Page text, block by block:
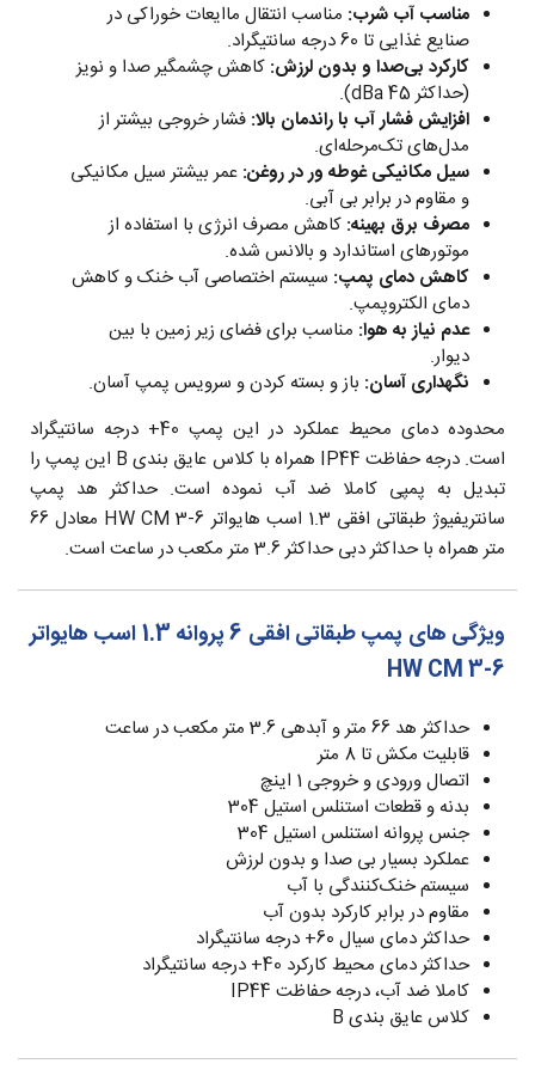
مناسب آب شرب: مناسب انتقال ماایعات خوراکی در
صنایع غذایی تا 60 درجه سانتیگراد.
کارکرد بی‌صدا و بدون لرزش: کاهش چشمگیر صدا و نویز
(حداکثر 45 dBa).
افزایش فشار آب با راندمان بالا: فشار خروجی بیشتر از
مدل‌های تک‌مرحله‌ای.
سیل مکانیکی غوطه ور در روغن: عمر بیشتر سیل مکانیکی
و مقاوم در برابر بی آبی.
مصرف برق بهینه: کاهش مصرف انرژی با استفاده از
موتورهای استاندارد و بالانس شده.
کاهش دمای پمپ: سیستم اختصاصی آب خنک و کاهش
دمای الکتروپمپ.
عدم نیاز به هوا: مناسب برای فضای زیر زمین با بین
دیوار.
نگهداری آسان: باز و بسته کردن و سرویس پمپ آسان.
محدوده دمای محیط عملکرد در این پمپ 40+ درجه سانتیگراد
است. درجه حفاظت IP44 همراه با کلاس عایق بندی B این پمپ را
تبدیل به پمپی کاملا ضد آب نموده است. حداکثر هد پمپ
سانتریفیوژ طبقاتی افقی 1.3 اسب هایواتر HW CM 3-6 معادل 66
متر همراه با حداکثر دبی حداکثر 3.6 متر مکعب در ساعت است.
ویژگی های پمپ طبقاتی افقی 6 پروانه 1.3 اسب هایواتر
HW CM 3-6
حداکثر هد 66 متر و آبدهی 3.6 متر مکعب در ساعت
قابلیت مکش تا 8 متر
اتصال ورودی و خروجی 1 اینچ
بدنه و قطعات استنلس استیل 304
جنس پروانه استنلس استیل 304
عملکرد بسیار بی صدا و بدون لرزش
سیستم خنک‌کنندگی با آب
مقاوم در برابر کارکرد بدون آب
حداکثر دمای سیال 60+ درجه سانتیگراد
حداکثر دمای محیط کارکرد 40+ درجه سانتیگراد
کاملا ضد آب، درجه حفاظت IP44
کلاس عایق بندی B